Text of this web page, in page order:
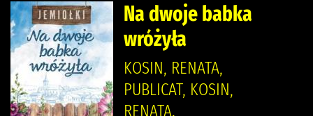
Na dwoje babka
wróżyła
KOSIN, RENATA,
PUBLICAT, KOSIN,
RENATA.